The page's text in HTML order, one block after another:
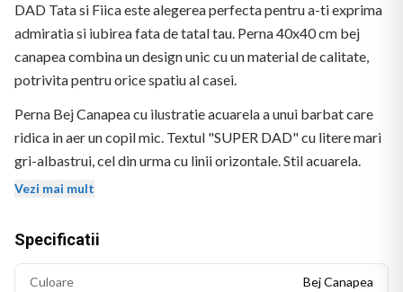
DAD Tata si Fiica este alegerea perfecta pentru a-ti exprima
admiratia si iubirea fata de tatal tau. Perna 40x40 cm bej
canapea combina un design unic cu un material de calitate,
potrivita pentru orice spatiu al casei.
Perna Bej Canapea cu ilustratie acuarela a unui barbat care
ridica in aer un copil mic. Textul "SUPER DAD" cu litere mari
gri-albastrui, cel din urma cu linii orizontale. Stil acuarela.
Vezi mai mult
Specificatii
Culoare Bej Canapea